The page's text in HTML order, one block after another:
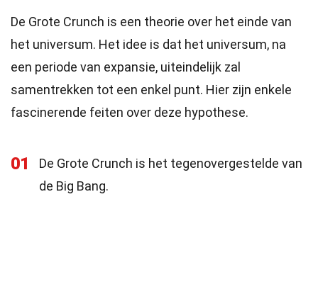
De Grote Crunch is een theorie over het einde van
het universum. Het idee is dat het universum, na
een periode van expansie, uiteindelijk zal
samentrekken tot een enkel punt. Hier zijn enkele
fascinerende feiten over deze hypothese.
01
De Grote Crunch is het tegenovergestelde van
de Big Bang.